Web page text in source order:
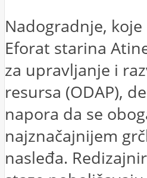
Nadogradnje,
Eforat starina
za upravljanje i
resursa (ODAP),
napora da se
najznačajnijem
nasleđa.